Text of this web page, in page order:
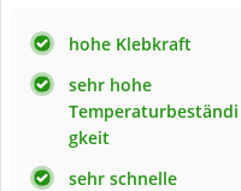
hohe Klebkraft
sehr hohe
Temperaturbeständi
gkeit
sehr schnelle